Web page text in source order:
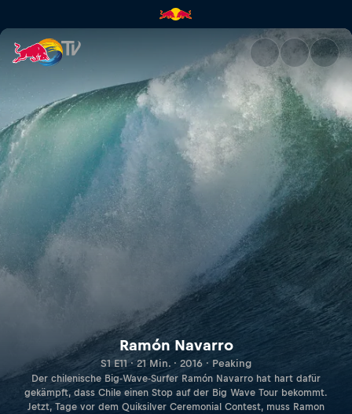
Ramón Navarro | Red Bull TV
Ramón Navarro
S1 E11 · 21 Min. · 2016 · Peaking
Der chilenische Big-Wave-Surfer Ramón Navarro hat hart dafür
gekämpft, dass Chile einen Stop auf der Big Wave Tour bekommt.
Jetzt, Tage vor dem Quiksilver Ceremonial Contest, muss Ramon